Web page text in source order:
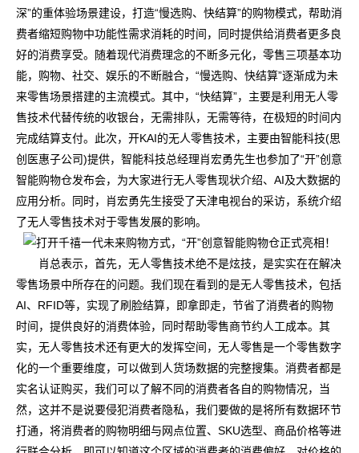
深”的重体验场景建设，打造“慢选购、快结算”的购物模式，帮助消
费者缩短购物中功能性需求消耗的时间，同时提供给消费者更多良
好的消费享受。随着现代消费理念的不断多元化，零售三项基本功
能，购物、社交、娱乐的不断融合，“慢选购、快结算”逐渐成为未
来零售场景搭建的主流模式。其中，“快结算”，主要是利用无人零
售技术代替传统的收银台，无需排队，无需等待，在极短的时间内
完成结算支付。此次，开KAI的无人零售技术，主要由智能科技(思
创医惠子公司)提供，智能科技总经理肖宏勇先生也参加了“开”创意
智能购物仓发布会，为大家进行无人零售现状介绍、AI及大数据的
应用分析。同时，肖宏勇先生接受了天津电视台的采访，系统介绍
了无人零售技术对于零售发展的影响。
肖总表示，首先，无人零售技术绝不是炫技，是实实在在解决
零售场景中所存在的问题。我们现在看到的是无人零售技术，包括
AI、RFID等，实现了刷脸结算，即拿即走，节省了消费者的购物
时间，提供良好的消费体验，同时帮助零售商节约人工成本。其
实，无人零售技术还有更大的发挥空间，无人零售是一个零售数字
化的一个重要维度，可以做到人货场数据的完整搜集。消费者都是
实名认证购买，我们可以了解不同的消费者各自的购物情况，当
然，这并不是说要侵犯消费者隐私，我们要做的是将所有数据环节
打通，将消费者的购物明细与网点位置、SKU选型、商品价格等进